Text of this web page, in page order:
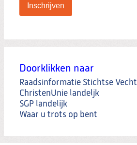
Inschrijven
Doorklikken naar
Raadsinformatie Stichtse Vecht
ChristenUnie landeljk
SGP landelijk
Waar u trots op bent